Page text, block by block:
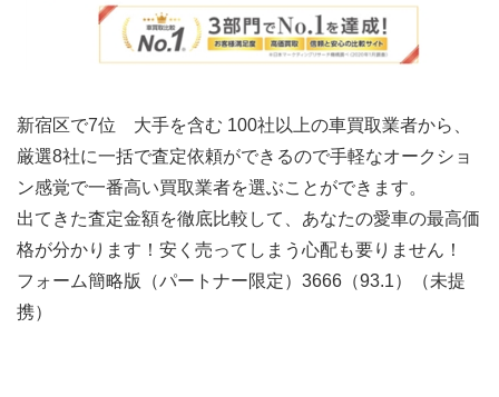
新宿区で7位 大手を含む 100社以上の車買取業者から、
厳選8社に一括で査定依頼ができるので手軽なオークショ
ン感覚で一番高い買取業者を選ぶことができます。
出てきた査定金額を徹底比較して、あなたの愛車の最高価
格が分かります！安く売ってしまう心配も要りません！
フォーム簡略版（パートナー限定）3666（93.1）（未提
携）